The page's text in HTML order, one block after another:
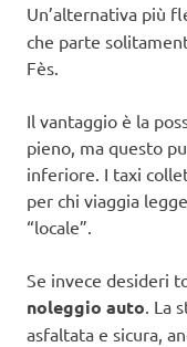
Un’alternativa più
che parte
Fès.
Il vantaggio è la
pieno, ma questo
inferiore. I taxi
per chi viaggia
“locale”.
Se invece desideri
noleggio auto . La
asfaltata e sicura,